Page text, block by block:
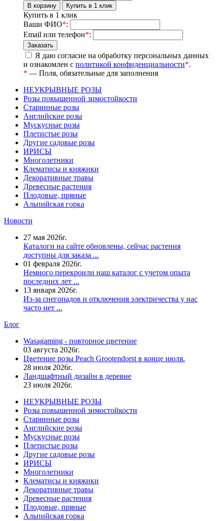
Купить в 1 клик
Ваши ФИО*:
Email или телефон*:
Я даю согласие на обработку персональных данных
и ознакомлен с политикой конфиденциальности*.
* — Поля, обязательные для заполнения
НЕУКРЫВНЫЕ РОЗЫ
Розы повышенной зимостойкости
Старинные розы
Английские розы
Мускусные розы
Плетистые розы
Другие садовые розы
ИРИСЫ
Многолетники
Клематисы и княжики
Декоративные травы
Древесные растения
Плодовые, пряные
Альпийская горка
Новости
27 мая 2026г.
Каталоги на сайте обновлены, сейчас растения
доступны для заказа ...
01 февраля 2026г.
Немного перекроили наш каталог с учетом опыта
последних лет ...
13 января 2026г.
Из-за снегопадов и отключения электричества у нас
часто нет ...
Блог
Wasagaming - повторное цветение
03 августа 2026г.
Цветение розы Peach Grootendorst в конце июля.
28 июля 2026г.
Ландшафтный дизайн в деревне
23 июля 2026г.
НЕУКРЫВНЫЕ РОЗЫ
Розы повышенной зимостойкости
Старинные розы
Английские розы
Мускусные розы
Плетистые розы
Другие садовые розы
ИРИСЫ
Многолетники
Клематисы и княжики
Декоративные травы
Древесные растения
Плодовые, пряные
Альпийская горка